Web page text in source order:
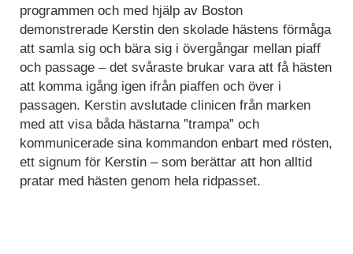
programmen och med hjälp av Boston
demonstrerade Kerstin den skolade hästens förmåga
att samla sig och bära sig i övergångar mellan piaff
och passage – det svåraste brukar vara att få hästen
att komma igång igen ifrån piaffen och över i
passagen. Kerstin avslutade clinicen från marken
med att visa båda hästarna ”trampa” och
kommunicerade sina kommandon enbart med rösten,
ett signum för Kerstin – som berättar att hon alltid
pratar med hästen genom hela ridpasset.